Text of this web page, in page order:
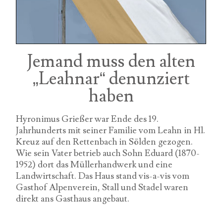
Jemand muss den alten
„Leahnar“ denunziert
haben
Hyronimus Grießer war Ende des 19.
Jahrhunderts mit seiner Familie vom Leahn in Hl.
Kreuz auf den Rettenbach in Sölden gezogen.
Wie sein Vater betrieb auch Sohn Eduard (1870-
1952) dort das Müllerhandwerk und eine
Landwirtschaft. Das Haus stand vis-a-vis vom
Gasthof Alpenverein, Stall und Stadel waren
direkt ans Gasthaus angebaut.